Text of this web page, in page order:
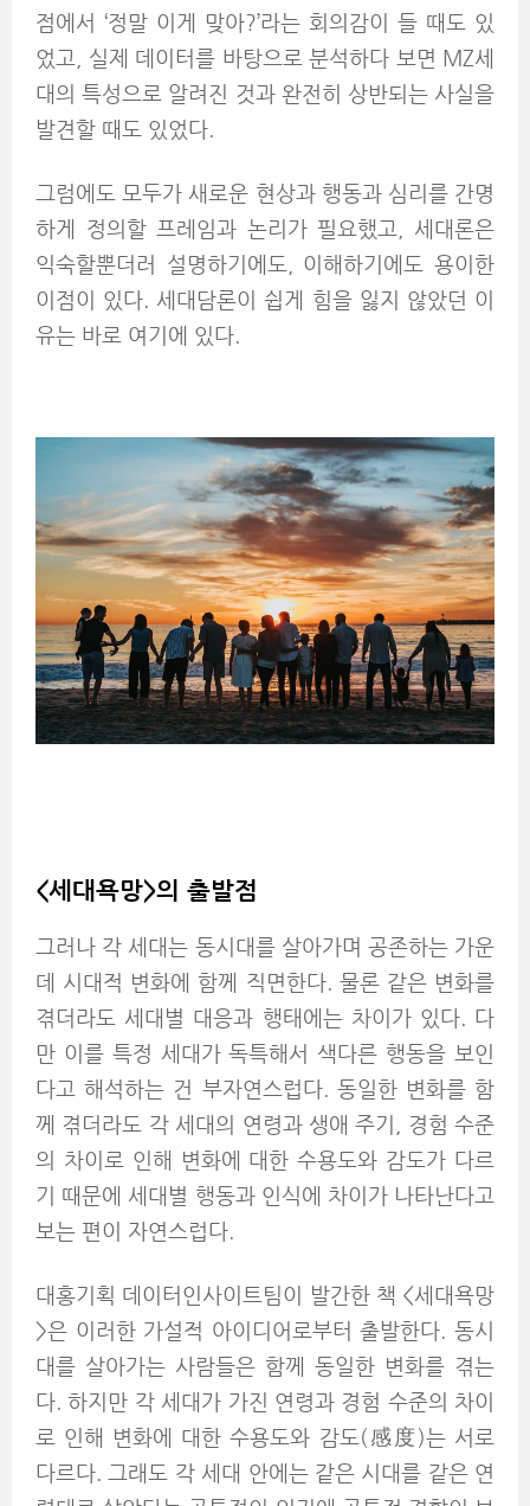
점에서 ‘정말 이게 맞아?’라는 회의감이 들 때도 있
었고, 실제 데이터를 바탕으로 분석하다 보면 MZ세
대의 특성으로 알려진 것과 완전히 상반되는 사실을
발견할 때도 있었다.
그럼에도 모두가 새로운 현상과 행동과 심리를 간명
하게 정의할 프레임과 논리가 필요했고, 세대론은
익숙할뿐더러 설명하기에도, 이해하기에도 용이한
이점이 있다. 세대담론이 쉽게 힘을 잃지 않았던 이
유는 바로 여기에 있다.
<세대욕망>의 출발점
그러나 각 세대는 동시대를 살아가며 공존하는 가운
데 시대적 변화에 함께 직면한다. 물론 같은 변화를
겪더라도 세대별 대응과 행태에는 차이가 있다. 다
만 이를 특정 세대가 독특해서 색다른 행동을 보인
다고 해석하는 건 부자연스럽다. 동일한 변화를 함
께 겪더라도 각 세대의 연령과 생애 주기, 경험 수준
의 차이로 인해 변화에 대한 수용도와 감도가 다르
기 때문에 세대별 행동과 인식에 차이가 나타난다고
보는 편이 자연스럽다.
대홍기획 데이터인사이트팀이 발간한 책 <세대욕망
>은 이러한 가설적 아이디어로부터 출발한다. 동시
대를 살아가는 사람들은 함께 동일한 변화를 겪는
다. 하지만 각 세대가 가진 연령과 경험 수준의 차이
로 인해 변화에 대한 수용도와 감도(感度)는 서로
다르다. 그래도 각 세대 안에는 같은 시대를 같은 연